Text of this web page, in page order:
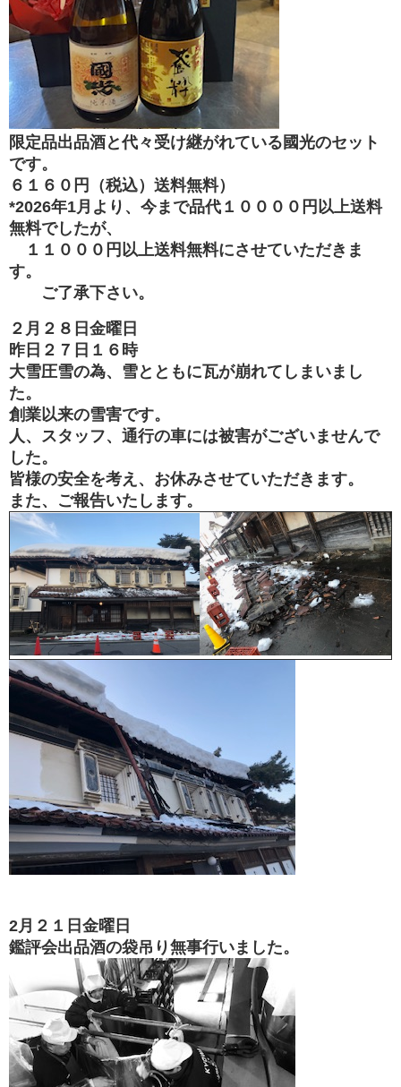
限定品出品酒と代々受け継がれている國光のセット
です。
６１６０円（税込）送料無料）
*2026年1月より、今まで品代１００００円以上送料
無料でしたが、
１１０００円以上送料無料にさせていただきま
す。
ご了承下さい。
２月２８日金曜日
昨日２７日１６時
大雪圧雪の為、雪とともに瓦が崩れてしまいまし
た。
創業以来の雪害です。
人、スタッフ、通行の車には被害がございませんで
した。
皆様の安全を考え、お休みさせていただきます。
また、ご報告いたします。
2月２１日金曜日
鑑評会出品酒の袋吊り無事行いました。